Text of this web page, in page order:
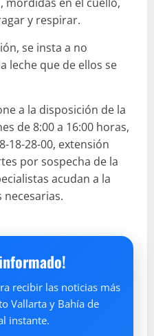
y respirar.
se insta a no
leche que de ellos se
a la disposición de la
de 8:00 a 16:00 horas,
18-28-00, extensión
por sospecha de la
acudan a la
recibir las noticias más
Vallarta y Bahía de
instante.